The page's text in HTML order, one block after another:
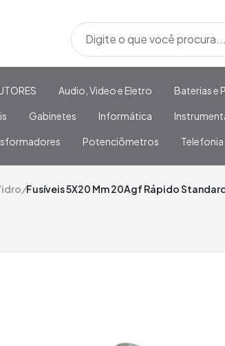
Audio, Video e Eletro Baterias e
Gabinetes Informática
Potenciômetros Telefonia
/Fusíveis 5X20 Mm 20Agf Rápido